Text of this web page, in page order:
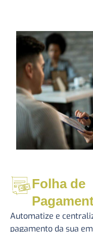
Folha de
Automatize e
pagamento da sua